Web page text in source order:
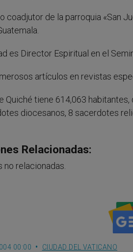
coadjutor de la parroquia «San
es Director Espiritual en el
artículos en revistas
Quiché tiene 614,063
diocesanos, 8 sacerdotes
Relacionadas:
no relacionadas.
00:00 CIUDAD DEL VATICANO